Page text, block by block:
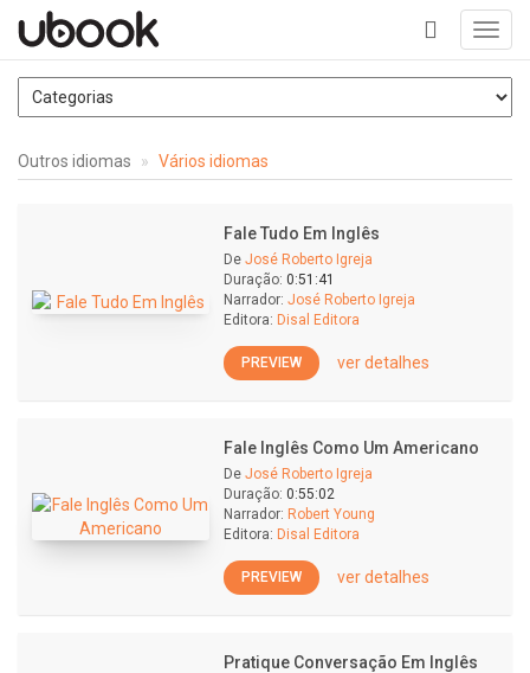
+
Outros idiomas Vários idiomas
Fale Tudo Em Inglês
De José Roberto Igreja
Duração: 0:51:41
Narrador: José Roberto Igreja
Editora: Disal Editora
PREVIEW ver detalhes
Fale Inglês Como Um Americano
De José Roberto Igreja
Duração: 0:55:02
Narrador: Robert Young
Editora: Disal Editora
PREVIEW ver detalhes
Pratique Conversação Em Inglês